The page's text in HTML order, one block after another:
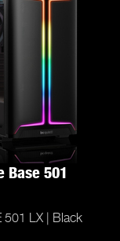
Base 501
501 LX | Black